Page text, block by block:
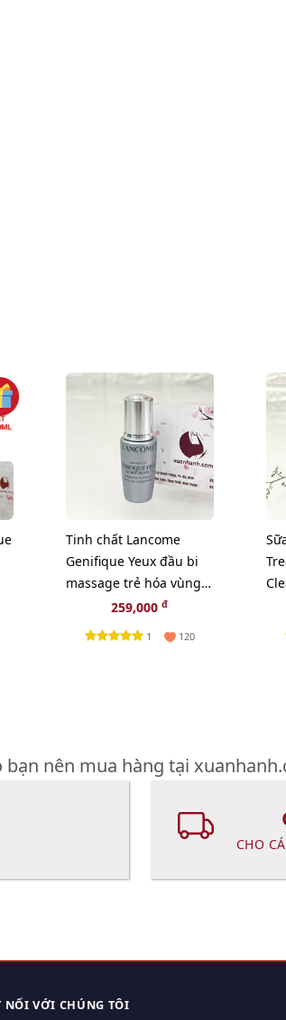
Tinh chất Lancome
Genifique Yeux đầu bi
massage trẻ hóa vùng
mắt, 5ml.259,000đ
1 120
bạn nên mua hàng tại
CHO
NỐI VỚI CHÚNG TÔI